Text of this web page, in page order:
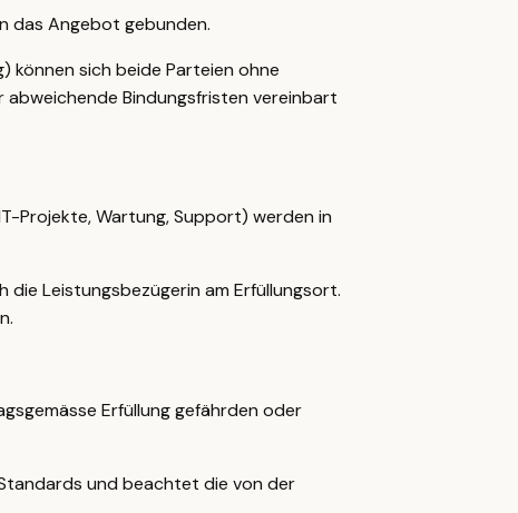
das Angebot gebunden.
können sich beide Parteien ohne
Bindungsfristen vereinbart
Projekte, Wartung, Support) werden in
Leistungsbezügerin am Erfüllungsort.
Erfüllung gefährden oder
und beachtet die von der